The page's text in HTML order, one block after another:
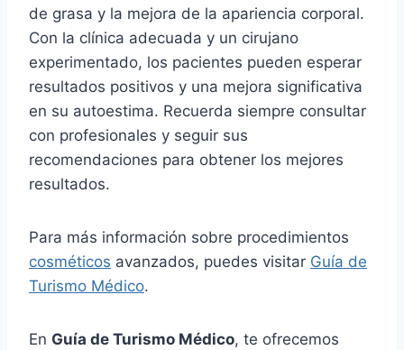
de grasa y la mejora de la apariencia corporal.
Con la clínica adecuada y un cirujano
experimentado, los pacientes pueden esperar
resultados positivos y una mejora significativa
en su autoestima. Recuerda siempre consultar
con profesionales y seguir sus
recomendaciones para obtener los mejores
resultados.
Para más información sobre procedimientos
cosméticos avanzados, puedes visitar Guía de
Turismo Médico.
En Guía de Turismo Médico, te ofrecemos